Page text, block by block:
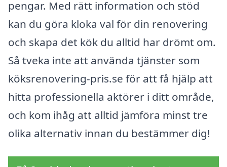
pengar. Med rätt information och stöd
kan du göra kloka val för din renovering
och skapa det kök du alltid har drömt om.
Så tveka inte att använda tjänster som
köksrenovering-pris.se för att få hjälp att
hitta professionella aktörer i ditt område,
och kom ihåg att alltid jämföra minst tre
olika alternativ innan du bestämmer dig!